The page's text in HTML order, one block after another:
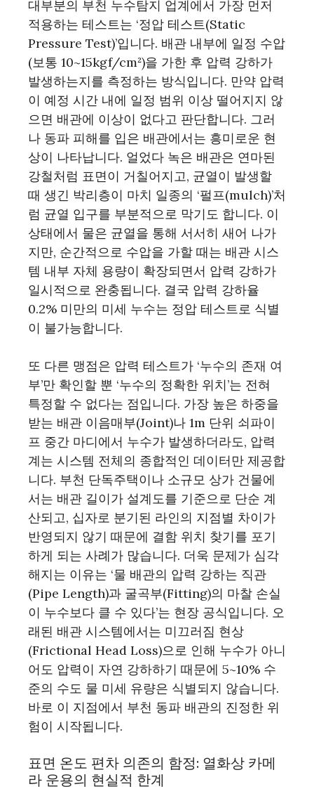
대부분의 부천 누수탐지 업계에서 가장 먼저
적용하는 테스트는 ‘정압 테스트(Static
Pressure Test)’입니다. 배관 내부에 일정 수압
(보통 10~15kgf/cm²)을 가한 후 압력 강하가
발생하는지를 측정하는 방식입니다. 만약 압력
이 예정 시간 내에 일정 범위 이상 떨어지지 않
으면 배관에 이상이 없다고 판단합니다. 그러
나 동파 피해를 입은 배관에서는 흥미로운 현
상이 나타납니다. 얼었다 녹은 배관은 연마된
강철처럼 표면이 거칠어지고, 균열이 발생할
때 생긴 박리층이 마치 일종의 ‘펄프(mulch)’처
럼 균열 입구를 부분적으로 막기도 합니다. 이
상태에서 물은 균열을 통해 서서히 새어 나가
지만, 순간적으로 수압을 가할 때는 배관 시스
템 내부 자체 용량이 확장되면서 압력 강하가
일시적으로 완충됩니다. 결국 압력 강하율
0.2% 미만의 미세 누수는 정압 테스트로 식별
이 불가능합니다.
또 다른 맹점은 압력 테스트가 ‘누수의 존재 여
부’만 확인할 뿐 ‘누수의 정확한 위치’는 전혀
특정할 수 없다는 점입니다. 가장 높은 하중을
받는 배관 이음매부(Joint)나 1m 단위 쇠파이
프 중간 마디에서 누수가 발생하더라도, 압력
계는 시스템 전체의 종합적인 데이터만 제공합
니다. 부천 단독주택이나 소규모 상가 건물에
서는 배관 길이가 설계도를 기준으로 단순 계
산되고, 십자로 분기된 라인의 지점별 차이가
반영되지 않기 때문에 결함 위치 찾기를 포기
하게 되는 사례가 많습니다. 더욱 문제가 심각
해지는 이유는 ‘물 배관의 압력 강하는 직관
(Pipe Length)과 굴곡부(Fitting)의 마찰 손실
이 누수보다 클 수 있다’는 현장 공식입니다. 오
래된 배관 시스템에서는 미끄러짐 현상
(Frictional Head Loss)으로 인해 누수가 아니
어도 압력이 자연 강하하기 때문에 5~10% 수
준의 수도 물 미세 유량은 식별되지 않습니다.
바로 이 지점에서 부천 동파 배관의 진정한 위
험이 시작됩니다.
표면 온도 편차 의존의 함정: 열화상 카메
라 운용의 현실적 한계